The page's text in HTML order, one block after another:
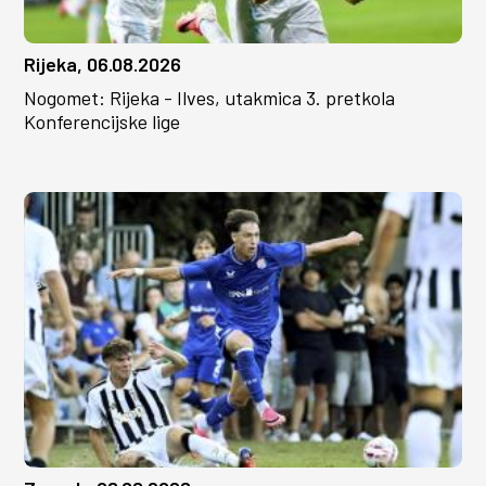
Rijeka, 06.08.2026
Nogomet: Rijeka - Ilves, utakmica 3. pretkola
Konferencijske lige